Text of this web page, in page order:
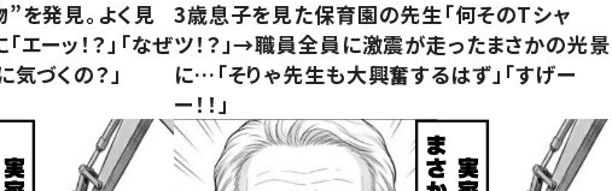
を発見。よく見
ーッ！？」「なぜ
気づくの？」
3歳息子を見た保育園の先生「何そのTシャ
ツ！？」→職員全員に激震が走ったまさかの光景
に…「そりゃ先生も大興奮するはず」「すげー
ー！！」